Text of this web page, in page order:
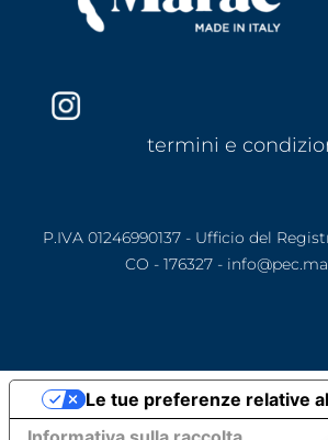
termini e
P.IVA 01246990137 - Ufficio del
CO - 176327 -
Le tue preferenze relative